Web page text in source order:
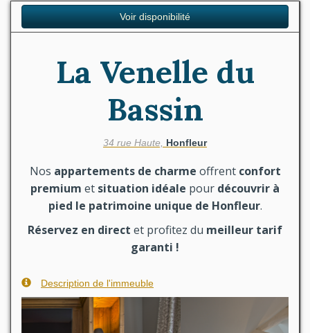
Voir disponibilité
La Venelle du
Bassin
34 rue Haute, Honfleur
Nos appartements de charme offrent confort
premium et situation idéale pour découvrir à
pied le patrimoine unique de Honfleur.
Réservez en direct et profitez du meilleur tarif
garanti !
Description de l'immeuble
Previous Next